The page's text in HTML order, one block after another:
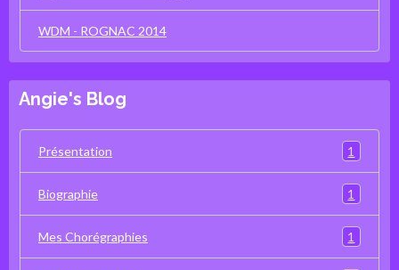
WDM - ROGNAC 2014
Angie's Blog
Présentation 1
Biographie 1
Mes Chorégraphies 1